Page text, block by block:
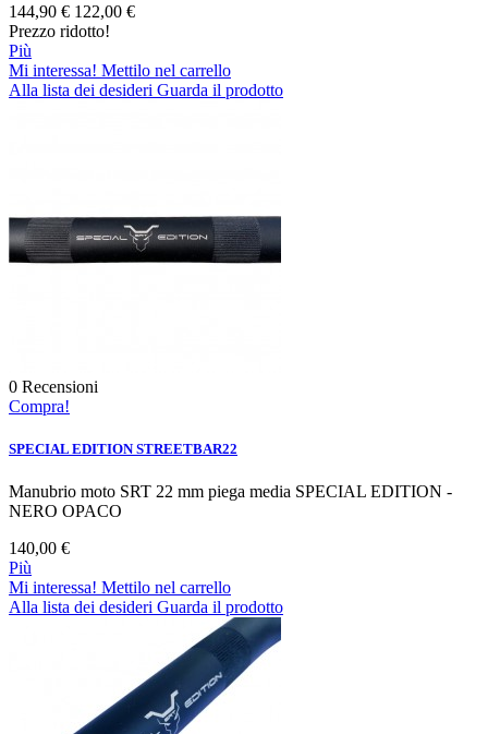
144,90 € 122,00 €
Prezzo ridotto!
Più
Mi interessa! Mettilo nel carrello
Alla lista dei desideri Guarda il prodotto
0 Recensioni
Compra!
SPECIAL EDITION STREETBAR22
Manubrio moto SRT 22 mm piega media SPECIAL EDITION -
NERO OPACO
140,00 €
Più
Mi interessa! Mettilo nel carrello
Alla lista dei desideri Guarda il prodotto